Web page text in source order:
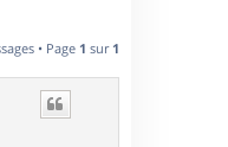
• Page 1 sur 1